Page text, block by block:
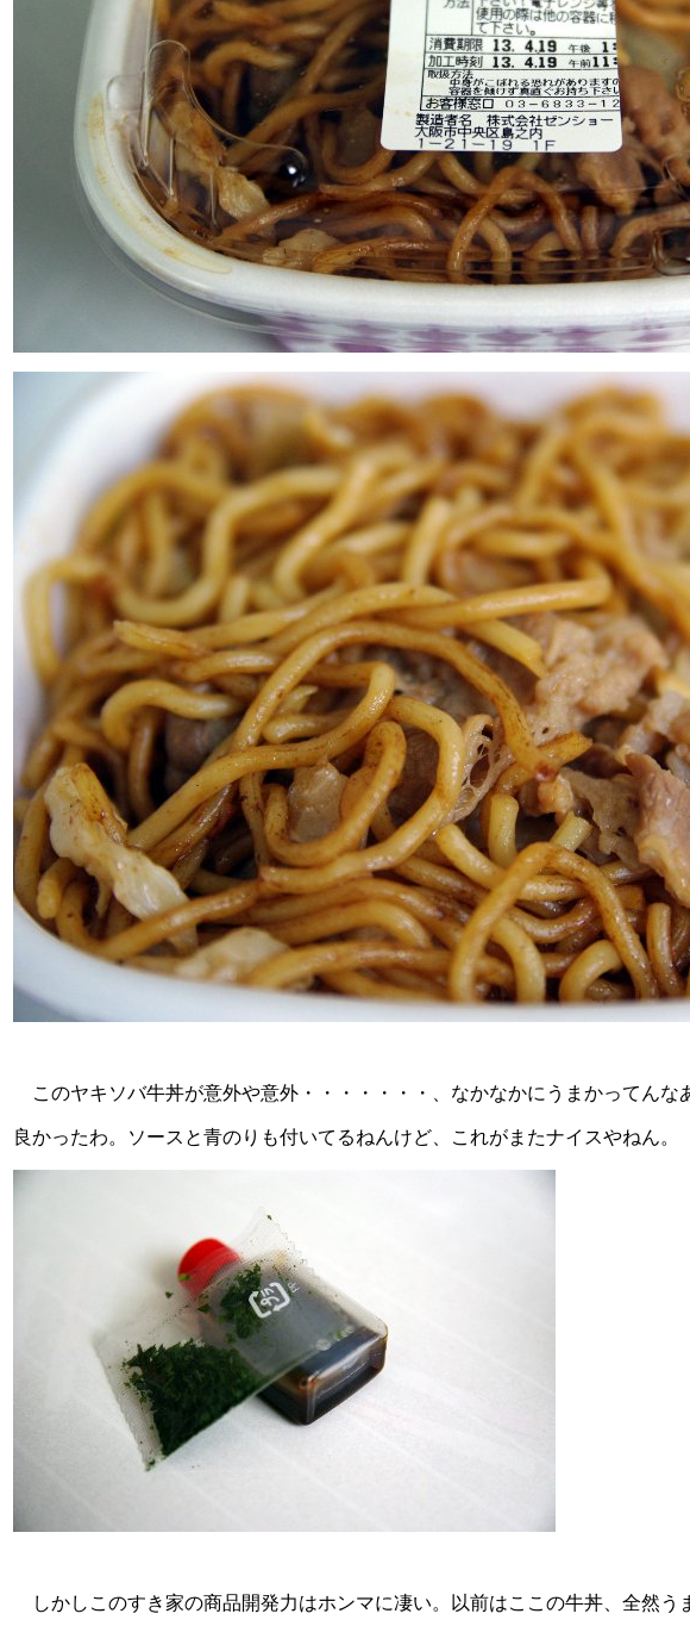
このヤキソバ牛丼が意外や意外・・・・・・・、なかなかにうまかってん
良かったわ。ソースと青のりも付いてるねんけど、これがまたナイスやねん。
しかしこのすき家の商品開発力はホンマに凄い。以前はここの牛丼、全然う